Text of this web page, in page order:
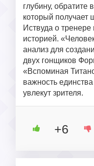
глубину,
который
Иствуда о
историей.
анализ для
двух гонщиков
«Вспоминая
важность
увлекут зрителя.
+6